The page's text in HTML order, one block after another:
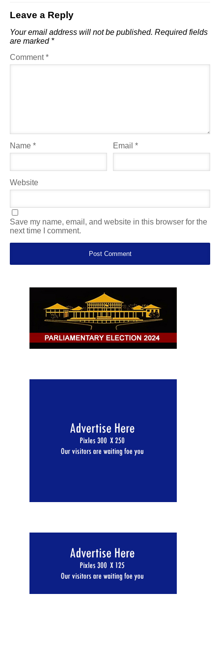
Leave a Reply
Your email address will not be published. Required fields
are marked *
Comment*
Name * Email*
Website
Save my name, email, and website in this browser for the
next time I comment.